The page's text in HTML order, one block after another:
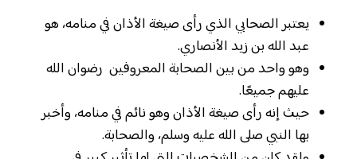
يعتبر الصحابي الذي رأى صيغة الأذان في منامه، هو
عبد الله بن زيد الأنصاري.
وهو واحد من بين الصحابة المعروفين رضوان الله
عليهم جميعًا.
حيث إنه رأى صيغة الأذان وهو نائم في منامه، وأخبر
بها النبي صلى الله عليه وسلم، والصحابة.